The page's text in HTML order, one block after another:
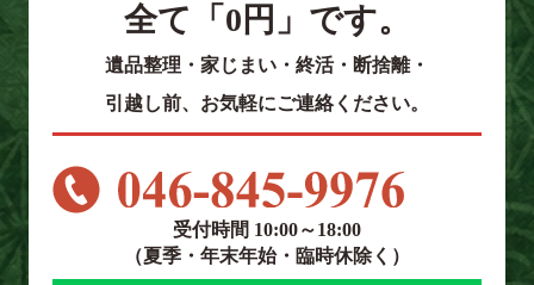
全て「0円」です。
遺品整理・家じまい・終活・断捨離・
引越し前、お気軽にご連絡ください。
受付時間 10:00～18:00
（夏季・年末年始・臨時休除く）